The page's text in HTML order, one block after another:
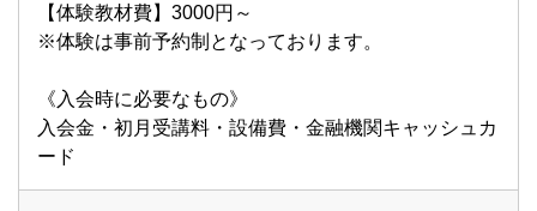
【体験教材費】3000円～
※体験は事前予約制となっております。
《入会時に必要なもの》
入会金・初月受講料・設備費・金融機関キャッシュカ
ード